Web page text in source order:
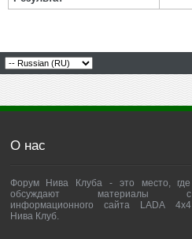
О нас
Форум Нива Клуба - это место, где
обсуждают материалы с
информационного сайта LADA 4x4
Нива Клуб.